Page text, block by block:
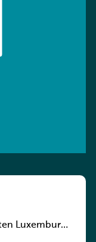
Luxemburg